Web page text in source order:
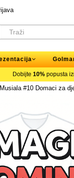
Dobijte 10% popusta
#10 Domaci za